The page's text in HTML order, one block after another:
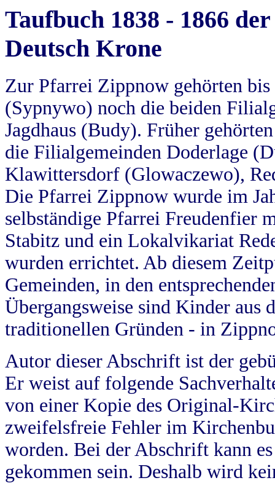
Taufbuch 1838 - 1866
Deutsch Krone
Zur Pfarrei Zippnow gehörten
(Sypnywo) noch die beiden
Jagdhaus (Budy). Früher
die Filialgemeinden Doderlage
Klawittersdorf (Glowaczewo),
Die Pfarrei Zippnow wurde im
selbständige Pfarrei Freudenfier
Stabitz und ein Lokalvikariat
wurden errichtet. Ab diesem
Gemeinden, in den
Übergangsweise sind Kinder aus
traditionellen Gründen - in
Autor dieser Abschrift ist der
Er weist auf folgende
von einer Kopie des Original-
zweifelsfreie Fehler im
worden. Bei der Abschrift kann
gekommen sein. Deshalb wird